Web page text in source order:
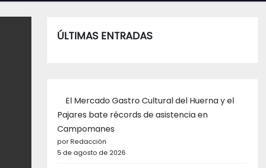
ÚLTIMAS ENTRADAS
El Mercado Gastro Cultural del Huerna y el
Pajares bate récords de asistencia en
Campomanes
por Redacción
5 de agosto de 2026